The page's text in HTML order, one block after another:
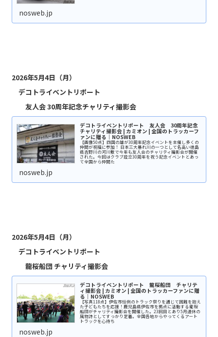
nosweb.jp
2026年5月4日（月）
デコトライベントリポート
友人会 30周年記念チャリティ撮影会
デコトライベントリポート 友人会 30周年記念
チャリティ撮影会 | カミオン | 全国のトラッカーフ
ァンに贈る｜NOSWEB
【画像50点】四国の雄が30周年記念イベントを主催し多くの
仲間が祝福に参加！ 日本三大暴れ川の一つとして名高い徳島
県吉野川の河川敷で今年も友人会のチャリティ撮影会が開催
された。今回はクラブ設立30周年を祝う記念イベントとあっ
て全国から仲間た
nosweb.jp
2026年5月4日（月）
デコトライベントリポート
龍桜船団 チャリティ撮影会
デコトライベントリポート 龍桜船団 チャリテ
ィ撮影会 | カミオン | 全国のトラッカーファンに贈
る｜NOSWEB
【写真118点】伊佐市恒例のトラック祭りを通じて困難を抱え
た子どもたちを応援！鹿児島県伊佐市を拠点に活動する龍桜
船団がチャリティ撮影会を開催した。23回目とあり5月連休の
風物詩としてすっかり定着。全国各地からやってくるアート
トラックを心待ち
nosweb.jp